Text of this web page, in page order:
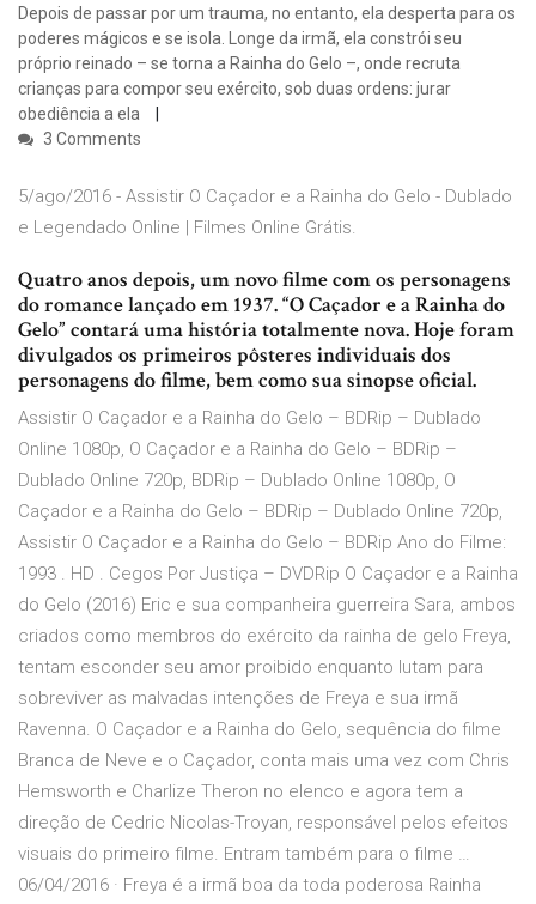
Depois de passar por um trauma, no entanto, ela desperta para os
poderes mágicos e se isola. Longe da irmã, ela constrói seu
próprio reinado – se torna a Rainha do Gelo –, onde recruta
crianças para compor seu exército, sob duas ordens: jurar
obediência a ela
3 Comments
5/ago/2016 - Assistir O Caçador e a Rainha do Gelo - Dublado
e Legendado Online | Filmes Online Grátis.
Quatro anos depois, um novo filme com os personagens
do romance lançado em 1937. “O Caçador e a Rainha do
Gelo” contará uma história totalmente nova. Hoje foram
divulgados os primeiros pôsteres individuais dos
personagens do filme, bem como sua sinopse oficial.
Assistir O Caçador e a Rainha do Gelo – BDRip – Dublado
Online 1080p, O Caçador e a Rainha do Gelo – BDRip –
Dublado Online 720p, BDRip – Dublado Online 1080p, O
Caçador e a Rainha do Gelo – BDRip – Dublado Online 720p,
Assistir O Caçador e a Rainha do Gelo – BDRip Ano do Filme:
1993 . HD . Cegos Por Justiça – DVDRip O Caçador e a Rainha
do Gelo (2016) Eric e sua companheira guerreira Sara, ambos
criados como membros do exército da rainha de gelo Freya,
tentam esconder seu amor proibido enquanto lutam para
sobreviver as malvadas intenções de Freya e sua irmã
Ravenna. O Caçador e a Rainha do Gelo, sequência do filme
Branca de Neve e o Caçador, conta mais uma vez com Chris
Hemsworth e Charlize Theron no elenco e agora tem a
direção de Cedric Nicolas-Troyan, responsável pelos efeitos
visuais do primeiro filme. Entram também para o filme …
06/04/2016 · Freya é a irmã boa da toda poderosa Rainha